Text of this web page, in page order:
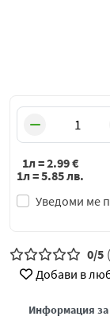
Уведоми ме
1л =2.99€
1л =5.85лв.
0/5
Добави в
Информация за